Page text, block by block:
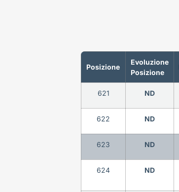
Posizione
Evoluzione
Posizione
621 ND
622 ND
623 ND
624 ND